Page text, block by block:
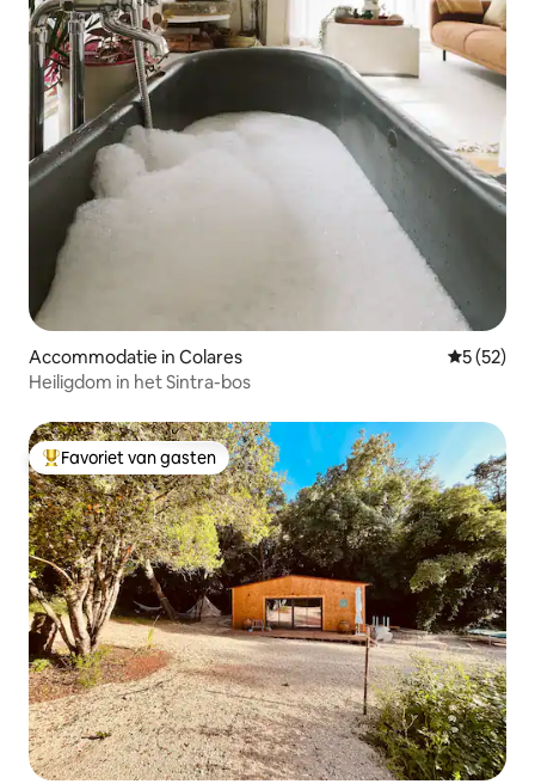
Accommodatie in Colares
5 (52)
Heiligdom in het Sintra-bos
Topfavoriet van gasten
Favoriet van gasten